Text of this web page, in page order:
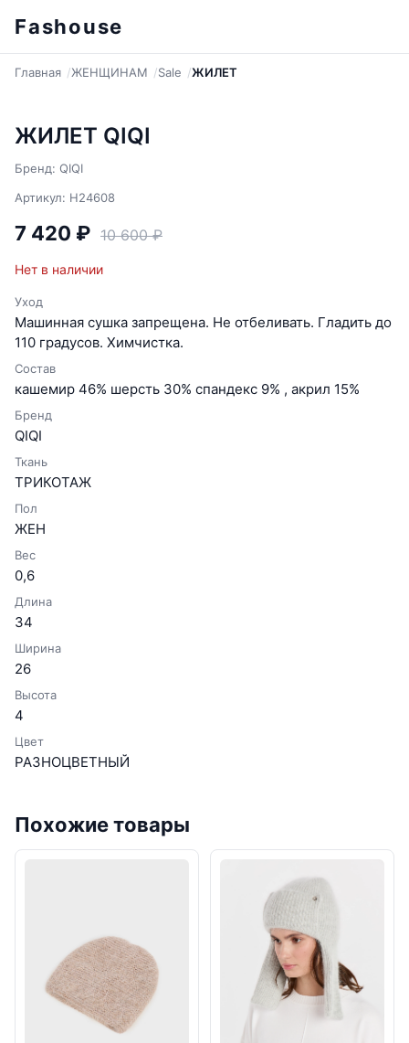
Fashouse
Главная ЖЕНЩИНАМ Sale ЖИЛЕТ
ЖИЛЕТ QIQI
Бренд: QIQI
Артикул: H24608
7 420 ₽ 10 600 ₽
Нет в наличии
Уход
Машинная сушка запрещена. Не отбеливать. Гладить до
110 градусов. Химчистка.
Состав
кашемир 46% шерсть 30% спандекс 9% , акрил 15%
Бренд
QIQI
Ткань
ТРИКОТАЖ
Пол
ЖЕН
Вес
0,6
Длина
34
Ширина
26
Высота
4
Цвет
РАЗНОЦВЕТНЫЙ
Похожие товары